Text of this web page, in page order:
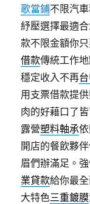
歌當鋪不限汽
紓壓選擇最適
款不限金額你
借款傳統工作
穩定收入不再
用支票借款提
肉的好藉口了
露營塑料軸承
開店的餐飲夥
眉們辦滿足。
業貸款給你最
大特色三重鍍膜